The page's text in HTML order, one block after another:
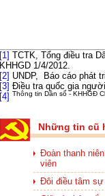
[1] TCTK, Tổng điều tra
KHHGD 1/4/2012.
[2] UNDP, Báo cáo phát
[3] Điều tra quốc gia
[4] Thông tin Dân số - KHHGĐ
Những tin cũ
Đoàn thanh
viên
Đôi điều tâm sự